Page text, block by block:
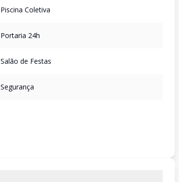
Piscina Coletiva
Portaria 24h
Salão de Festas
Segurança